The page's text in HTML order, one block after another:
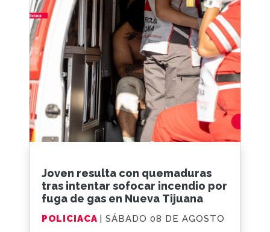
Joven resulta con quemaduras
tras intentar sofocar incendio por
fuga de gas en Nueva Tijuana
POLICIACA | SÁBADO 08 DE AGOSTO